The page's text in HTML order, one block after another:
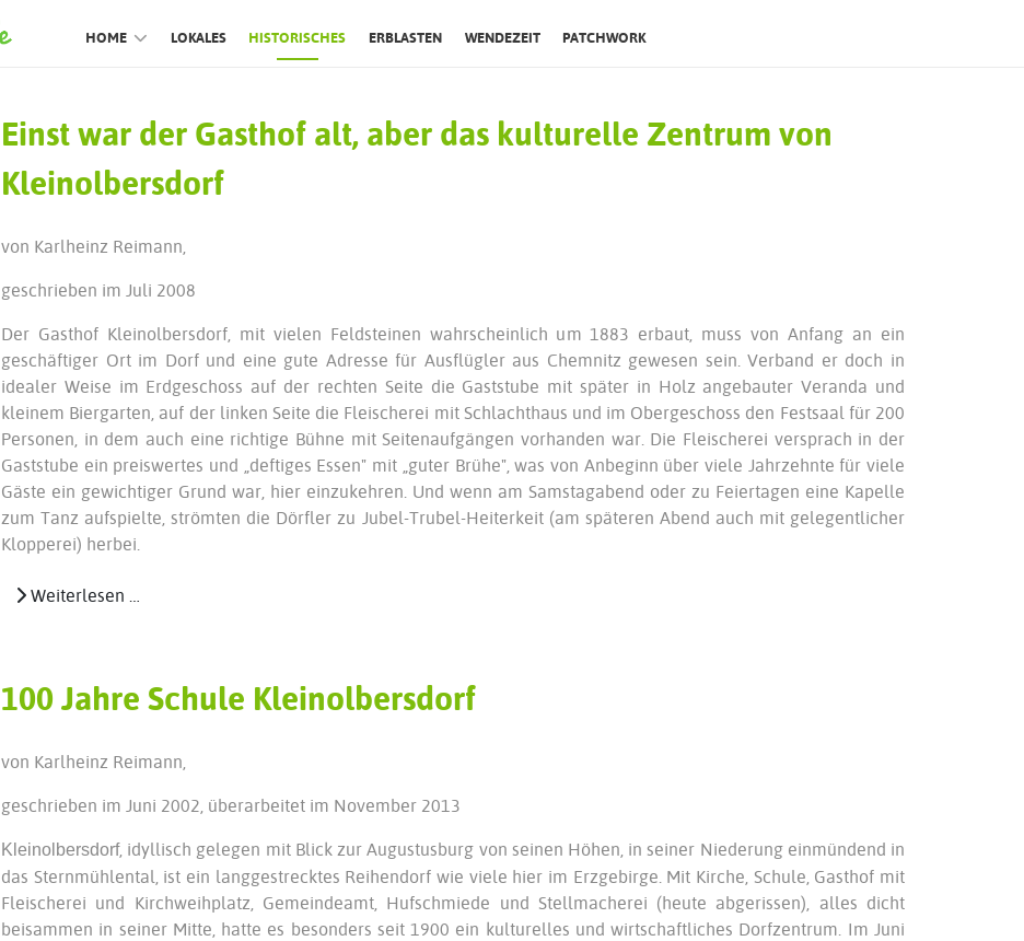
HOME LOKALES HISTORISCHES ERBLASTEN WENDEZEIT PATCHWORK
Einst war der Gasthof alt, aber das kulturelle Zentrum von
Kleinolbersdorf
von Karlheinz Reimann,
geschrieben im Juli 2008
Der Gasthof Kleinolbersdorf, mit vielen Feldsteinen wahrscheinlich um 1883 erbaut, muss von Anfang an ein
geschäftiger Ort im Dorf und eine gute Adresse für Ausflügler aus Chemnitz gewesen sein. Verband er doch in
idealer Weise im Erdgeschoss auf der rechten Seite die Gaststube mit später in Holz angebauter Veranda und
kleinem Biergarten, auf der linken Seite die Fleischerei mit Schlachthaus und im Obergeschoss den Festsaal für 200
Personen, in dem auch eine richtige Bühne mit Seitenaufgängen vorhanden war. Die Fleischerei versprach in der
Gaststube ein preiswertes und „deftiges Essen" mit „guter Brühe", was von Anbeginn über viele Jahrzehnte für viele
Gäste ein gewichtiger Grund war, hier einzukehren. Und wenn am Samstagabend oder zu Feiertagen eine Kapelle
zum Tanz aufspielte, strömten die Dörfler zu Jubel-Trubel-Heiterkeit (am späteren Abend auch mit gelegentlicher
Klopperei) herbei.
Weiterlesen …
100 Jahre Schule Kleinolbersdorf
von Karlheinz Reimann,
geschrieben im Juni 2002, überarbeitet im November 2013
Kleinolbersdorf, idyllisch gelegen mit Blick zur Augustusburg von seinen Höhen, in seiner Niederung einmündend in
das Sternmühlental, ist ein langgestrecktes Reihendorf wie viele hier im Erzgebirge. Mit Kirche, Schule, Gasthof mit
Fleischerei und Kirchweihplatz, Gemeindeamt, Hufschmiede und Stellmacherei (heute abgerissen), alles dicht
beisammen in seiner Mitte, hatte es besonders seit 1900 ein kulturelles und wirtschaftliches Dorfzentrum. Im Juni